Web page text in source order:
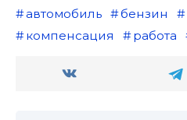
автомобиль бензин
компенсация
работа